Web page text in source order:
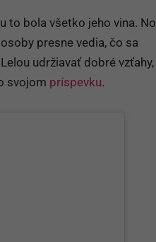
to bola všetko jeho vina. No
presne vedia, čo sa
udržiavať dobré vzťahy,
svojom príspevku.